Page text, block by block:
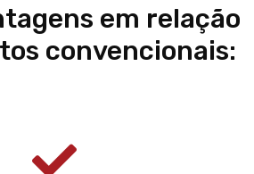
em relação
convencionais: